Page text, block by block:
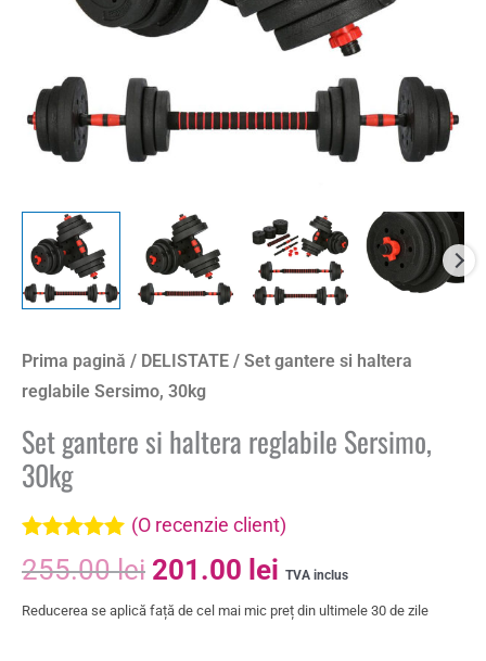
Prima pagină / DELISTATE / Set gantere si haltera
reglabile Sersimo, 30kg
Set gantere si haltera reglabile Sersimo,
30kg
Evaluat la
5.00din 5 pe
singure
(O recenzie client)
255.00lei 201.00 lei TVA inclus
Reducerea se aplică față de cel mai mic preț din ultimele 30 de zile